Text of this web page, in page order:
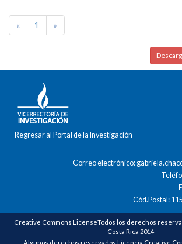
« 1 »
Regresar al Portal de la Investigación
Correo electrónico:
Cód.Postal:
Creative Commons LicenseTodos los derechos
Costa Rica 2014